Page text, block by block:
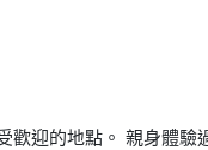
歡迎的地點。 親身體驗